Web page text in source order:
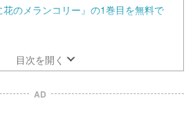
のメランコリー』の1巻目を無料で
目次を開く
AD